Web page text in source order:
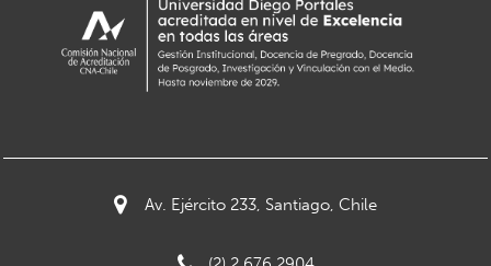
Av. Ejército 233, Santiago, Chile